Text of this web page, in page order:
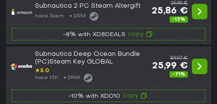
Subnautica 2 PC Steam Altergift
hace 3sem DRM:
29,99 €
25,86 €
-13%
-8% with XD8DEALS copy
Subnautica Deep Ocean Bundle
(PC)Steam Key GLOBAL
★5.0
hace 13h DRM:
89,97 €
25,99 €
-71%
-10% with XDD10 copy